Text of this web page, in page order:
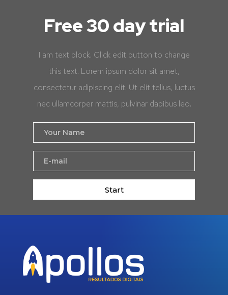
Free 30 day trial
I am text block. Click edit button to change
this text. Lorem ipsum dolor sit amet,
consectetur adipiscing elit. Ut elit tellus, luctus
nec ullamcorper mattis, pulvinar dapibus leo.
Start